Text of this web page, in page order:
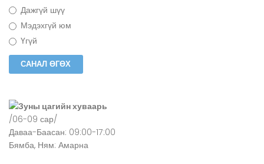
Дажгүй шүү
Мэдэхгүй юм
Үгүй
Зуны цагийн хуваарь
/06-09 сар/
Даваа-Баасан: 09:00-17:00
Бямба, Ням: Амарна